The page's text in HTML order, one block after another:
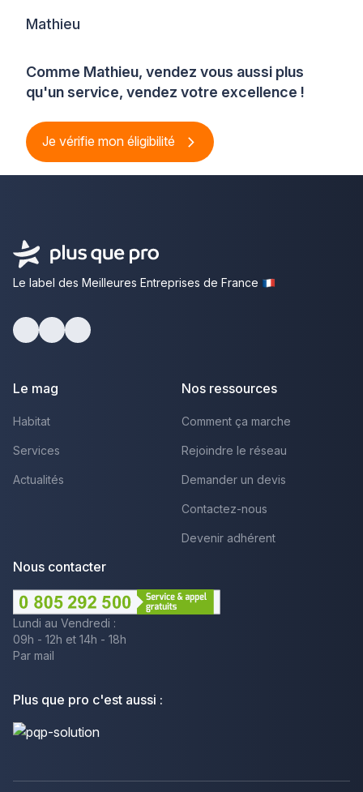
Comme Mathieu, vendez vous aussi plus
qu'un service, vendez votre excellence !
Je vérifie mon éligibilité
Mathieu
Le label des Meilleures Entreprises de France
Le mag
Habitat
Services
Actualités
Nos ressources
Comment ça marche
Rejoindre le réseau
Demander un devis
Contactez-nous
Devenir adhérent
Nous contacter
Lundi au Vendredi :
09h - 12h et 14h - 18h
Par mail
Plus que pro c'est aussi :